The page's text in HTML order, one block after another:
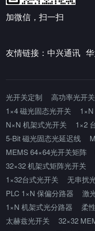
加微信，扫一扫
友情链接： 中兴通讯
光开关定制 高功率光开关
1×4 磁光固态光开关
N×N 机架式光开关
1×2
5-Bit 磁光固态光延迟线
MEMS 64×64光开关矩阵
32×32 机架式矩阵光开关
1×32台式光开关
无串扰
PLC 1×N 保偏分路器
激
1×N 机架式光分路器
柔
太赫兹光开关
32×32